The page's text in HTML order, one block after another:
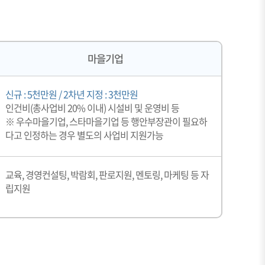
마을기업
신규 : 5천만원 / 2차년 지정 : 3천만원
인건비(총사업비 20% 이내) 시설비 및 운영비 등
※ 우수마을기업, 스타마을기업 등 행안부장관이 필요하
다고 인정하는 경우 별도의 사업비 지원가능
교육, 경영컨설팅, 박람회, 판로지원, 멘토링, 마케팅 등 자
립지원